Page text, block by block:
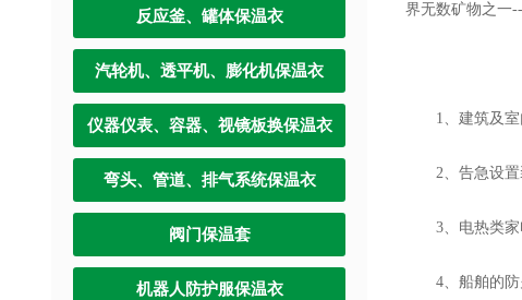
反应釜、罐体保温衣
汽轮机、透平机、膨化机保温衣
仪器仪表、容器、视镜板换保温衣
弯头、管道、排气系统保温衣
阀门保温套
机器人防护服保温衣
界无数矿物之一
1、建筑及室
2、告急设置装
3、电热类家电
4、船舶的防火